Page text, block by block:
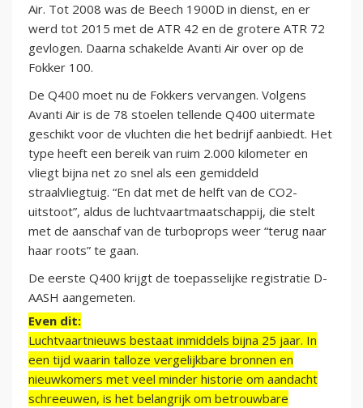
Air. Tot 2008 was de Beech 1900D in dienst, en er
werd tot 2015 met de ATR 42 en de grotere ATR 72
gevlogen. Daarna schakelde Avanti Air over op de
Fokker 100.
De Q400 moet nu de Fokkers vervangen. Volgens
Avanti Air is de 78 stoelen tellende Q400 uitermate
geschikt voor de vluchten die het bedrijf aanbiedt. Het
type heeft een bereik van ruim 2.000 kilometer en
vliegt bijna net zo snel als een gemiddeld
straalvliegtuig. “En dat met de helft van de CO2-
uitstoot”, aldus de luchtvaartmaatschappij, die stelt
met de aanschaf van de turboprops weer “terug naar
haar roots” te gaan.
De eerste Q400 krijgt de toepasselijke registratie D-
AASH aangemeten.
Even dit:
Luchtvaartnieuws bestaat inmiddels bijna 25 jaar. In
een tijd waarin talloze vergelijkbare bronnen en
nieuwkomers met veel minder historie om aandacht
schreeuwen, is het belangrijk om betrouwbare